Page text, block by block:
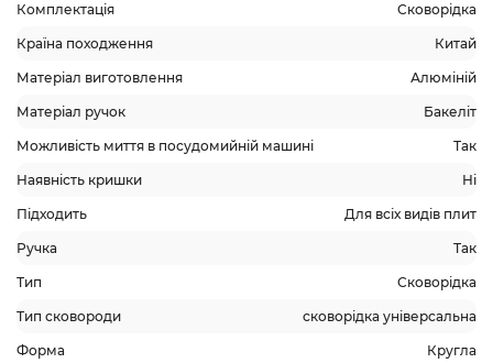
Комплектація Сковорідка
Країна походження Китай
Матеріал виготовлення Алюміній
Матеріал ручок Бакеліт
Можливість миття в посудомийній машині Так
Наявність кришки Ні
Підходить Для всіх видів плит
Ручка Так
Тип Сковорідка
Тип сковороди сковорідка універсальна
Форма Кругла